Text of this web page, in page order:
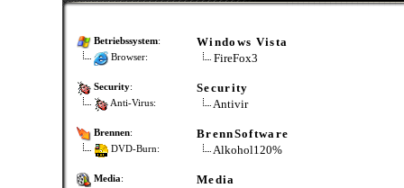
Betriebssystem: Windows Vista
Browser: FireFox3
Security: Security
Anti-Virus: Antivir
Brennen: BrennSoftware
DVD-Burn: Alkohol120%
Media: Media